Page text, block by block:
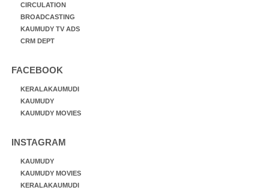
CIRCULATION
BROADCASTING
KAUMUDY TV ADS
CRM DEPT
FACEBOOK
KERALAKAUMUDI
KAUMUDY
KAUMUDY MOVIES
INSTAGRAM
KAUMUDY
KAUMUDY MOVIES
KERALAKAUMUDI